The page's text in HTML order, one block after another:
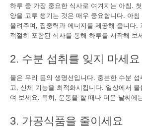
하루 중 가장 중요한 식사로 여겨지는 아침.
양을 고루 챙기는 것은 매우 중요합니다. 아
올려주며, 집중력과 에너지를 제공해 줍니다.
적절히 포함된 식사를 통해 하루를 시작해 보
2. 수분 섭취를 잊지 마세요
물은 우리 몸의 생명선입니다. 충분한 수분
고, 신체 기능을 최적화시킵니다. 일상에서
여 보세요. 특히, 운동을 할 때나 더운 날씨에
3. 가공식품을 줄이세요